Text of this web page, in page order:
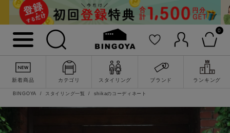
0
新着商品 カテゴリ スタイリング ブランド ランキング
BINGOYA スタイリング一覧 shikaのコーディネート